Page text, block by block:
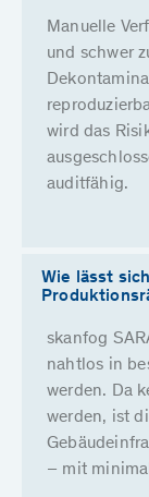
Manuelle
und schwer
wird das
auditfähig.
Wie lässt
skanfog
nahtlos in
werden. Da
werden, ist
– mit